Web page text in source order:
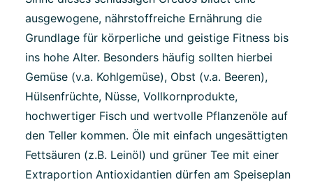
ausgewogene, nährstoffreiche Ernährung die
Grundlage für körperliche und geistige Fitness bis
ins hohe Alter. Besonders häufig sollten hierbei
Gemüse (v.a. Kohlgemüse), Obst (v.a. Beeren),
Hülsenfrüchte, Nüsse, Vollkornprodukte,
hochwertiger Fisch und wertvolle Pflanzenöle auf
den Teller kommen. Öle mit einfach ungesättigten
Fettsäuren (z.B. Leinöl) und grüner Tee mit einer
Extraportion Antioxidantien dürfen am Speiseplan